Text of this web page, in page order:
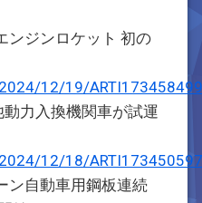
ンジンロケット 初の
12/19/
力入換機関車が試運
12/18/
ン自動車用鋼板連続